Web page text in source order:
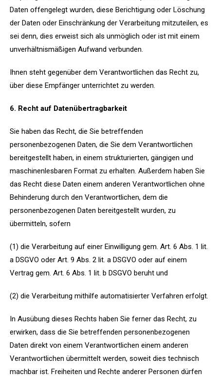
Daten offengelegt wurden, diese Berichtigung oder Löschung
der Daten oder Einschränkung der Verarbeitung mitzuteilen, es
sei denn, dies erweist sich als unmöglich oder ist mit einem
unverhältnismäßigen Aufwand verbunden.
Ihnen steht gegenüber dem Verantwortlichen das Recht zu,
über diese Empfänger unterrichtet zu werden.
6. Recht auf Datenübertragbarkeit
Sie haben das Recht, die Sie betreffenden
personenbezogenen Daten, die Sie dem Verantwortlichen
bereitgestellt haben, in einem strukturierten, gängigen und
maschinenlesbaren Format zu erhalten. Außerdem haben Sie
das Recht diese Daten einem anderen Verantwortlichen ohne
Behinderung durch den Verantwortlichen, dem die
personenbezogenen Daten bereitgestellt wurden, zu
übermitteln, sofern
(1) die Verarbeitung auf einer Einwilligung gem. Art. 6 Abs. 1 lit.
a DSGVO oder Art. 9 Abs. 2 lit. a DSGVO oder auf einem
Vertrag gem. Art. 6 Abs. 1 lit. b DSGVO beruht und
(2) die Verarbeitung mithilfe automatisierter Verfahren erfolgt.
In Ausübung dieses Rechts haben Sie ferner das Recht, zu
erwirken, dass die Sie betreffenden personenbezogenen
Daten direkt von einem Verantwortlichen einem anderen
Verantwortlichen übermittelt werden, soweit dies technisch
machbar ist. Freiheiten und Rechte anderer Personen dürfen